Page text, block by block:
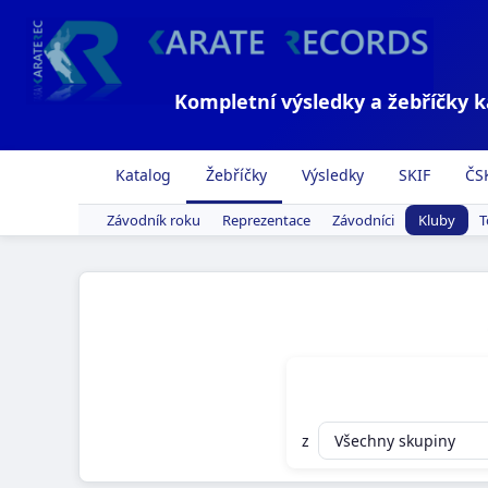
Kompletní výsledky a žebříčky
Katalog Žebříčky Výsledky SKIF
Závodník roku Reprezentace Závodníci Kluby
z